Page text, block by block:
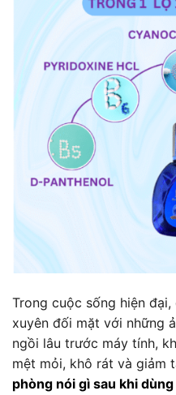
Trong cuộc sống hiện
xuyên đối mặt với những
ngồi lâu trước máy tính,
mệt mỏi, khô rát và giảm
phòng nói gì sau khi